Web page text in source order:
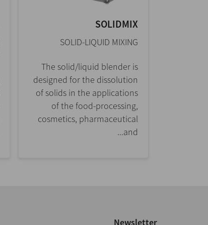
SOLIDMIX
SOLID-LIQUID MIXING
The solid/liquid blender is
designed for the dissolution
of solids in the applications
of the food-processing,
cosmetics, pharmaceutical
and...
Newsletter